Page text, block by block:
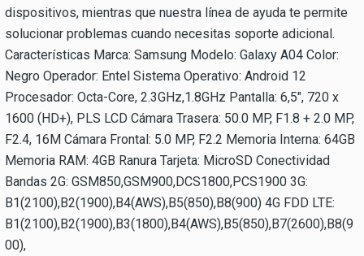
dispositivos, mientras que nuestra línea de ayuda te permite
solucionar problemas cuando necesitas soporte adicional.
Características Marca: Samsung Modelo: Galaxy A04 Color:
Negro Operador: Entel Sistema Operativo: Android 12
Procesador: Octa-Core, 2.3GHz,1.8GHz Pantalla: 6,5", 720 x
1600 (HD+), PLS LCD Cámara Trasera: 50.0 MP, F1.8 + 2.0 MP,
F2.4, 16M Cámara Frontal: 5.0 MP, F2.2 Memoria Interna: 64GB
Memoria RAM: 4GB Ranura Tarjeta: MicroSD Conectividad
Bandas 2G: GSM850,GSM900,DCS1800,PCS1900 3G:
B1(2100),B2(1900),B4(AWS),B5(850),B8(900) 4G FDD LTE:
B1(2100),B2(1900),B3(1800),B4(AWS),B5(850),B7(2600),B8(9
00),